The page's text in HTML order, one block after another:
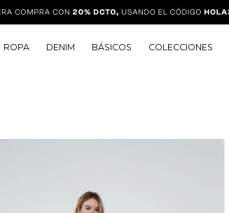
ROPA DENIM BÁSICOS COLECCIONES